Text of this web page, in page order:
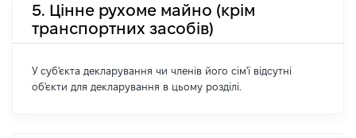
5. Цінне рухоме майно (крім
транспортних засобів)
У суб'єкта декларування чи членів його сім'ї відсутні
об'єкти для декларування в цьому розділі.